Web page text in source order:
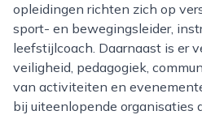
opleidingen richten zich op
sport- en bewegingsleider,
leefstijlcoach. Daarnaast is er
veiligheid, pedagogiek,
van activiteiten en
bij uiteenlopende organisaties